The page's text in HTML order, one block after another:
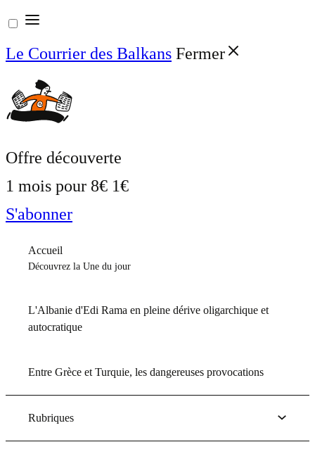
Aller
au
contenu
Le Courrier des Balkans Fermer
Offre découverte
1 mois pour 8€ 1€
S'abonner
Accueil
Découvrez la Une du jour
L'Albanie d'Edi Rama en pleine dérive oligarchique et
autocratique
Entre Grèce et Turquie, les dangereuses provocations
Rubriques